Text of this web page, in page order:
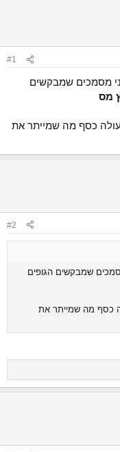
#1
מסמכים שמבקשים
מס
כסף מה שמייתר את
#2
שמבקשים הגופים
כסף מה שמייתר את